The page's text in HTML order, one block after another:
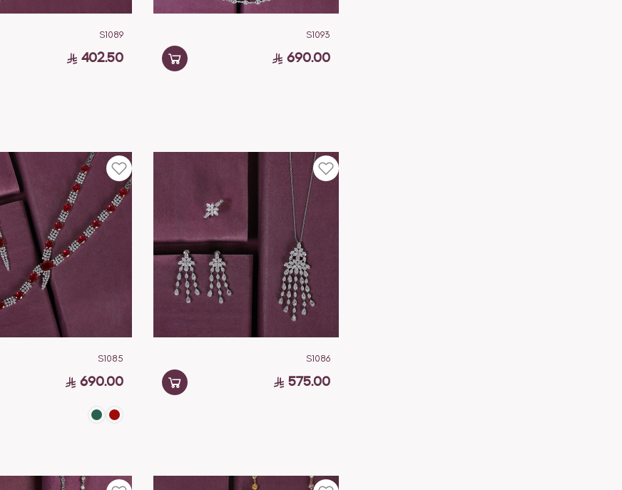
S1093
690.00
S1089
402.50
S1086
575.00
S1085
690.00